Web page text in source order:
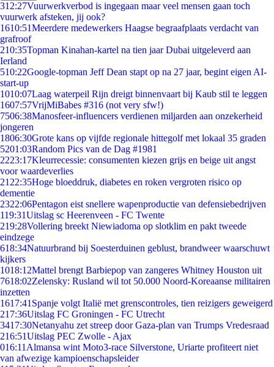
312:27Vuurwerkverbod is ingegaan maar veel mensen gaan toch
vuurwerk afsteken, jij ook?
1610:51Meerdere medewerkers Haagse begraafplaats verdacht van
grafroof
210:35Topman Kinahan-kartel na tien jaar Dubai uitgeleverd aan
Ierland
510:22Google-topman Jeff Dean stapt op na 27 jaar, begint eigen AI-
start-up
1010:07Laag waterpeil Rijn dreigt binnenvaart bij Kaub stil te leggen
1607:57VrijMiBabes #316 (not very sfw!)
7506:38Manosfeer-influencers verdienen miljarden aan onzekerheid
jongeren
1806:30Grote kans op vijfde regionale hittegolf met lokaal 35 graden
5201:03Random Pics van de Dag #1981
2223:17Kleurrecessie: consumenten kiezen grijs en beige uit angst
voor waardeverlies
21 22:35Hoge bloeddruk, diabetes en roken vergroten risico op
dementie
2322:06Pentagon eist snellere wapenproductie van defensiebedrijven
119:31Uitslag sc Heerenveen - FC Twente
219:28Vollering breekt Niewiadoma op slotklim en pakt tweede
eindzege
618:34Natuurbrand bij Soesterduinen geblust, brandweer waarschuwt
kijkers
1018:12Mattel brengt Barbiepop van zangeres Whitney Houston uit
7618:02Zelensky: Rusland wil tot 50.000 Noord-Koreaanse militairen
inzetten
1617:41 Spanje volgt Italië met grenscontroles, tien reizigers geweigerd
217:36Uitslag FC Groningen - FC Utrecht
3417:30Netanyahu zet streep door Gaza-plan van Trumps Vredesraad
216:51Uitslag PEC Zwolle - Ajax
016:11 Almansa wint Moto3-race Silverstone, Uriarte profiteert niet
van afwezige kampioenschapsleider